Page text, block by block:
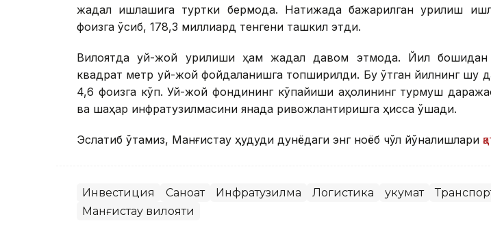
жадал ишлашига туртки бермоқда. Натижада бажарилган қурилиш
фоизга ўсиб, 178,3 миллиард тенгени ташкил этди.
Вилоятда уй-жой қурилиши ҳам жадал давом этмоқда. Йил
квадрат метр уй-жой фойдаланишга топширилди. Бу ўтган йилнинг шу
4,6 фоизга кўп. Уй-жой фондининг кўпайиши аҳолининг турмуш
ва шаҳар инфратузилмасини янада ривожлантиришга ҳисса қўшади.
Эслатиб ўтамиз, Манғистау ҳудуди дунёдаги энг ноёб чўл йўналишлари
Инвестиция Саноат Инфратузилма Логистика Ҳукумат
Манғистау вилояти